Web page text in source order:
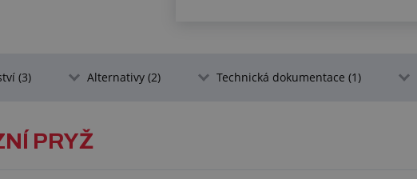
(3) Alternativy (2) Technická dokumentace (1)
PRYŽ